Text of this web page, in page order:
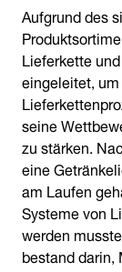
Aufgrund des
Lieferkette
eingeleitet,
seine
zu stärken.
eine
am Laufen
Systeme von
werden
bestand